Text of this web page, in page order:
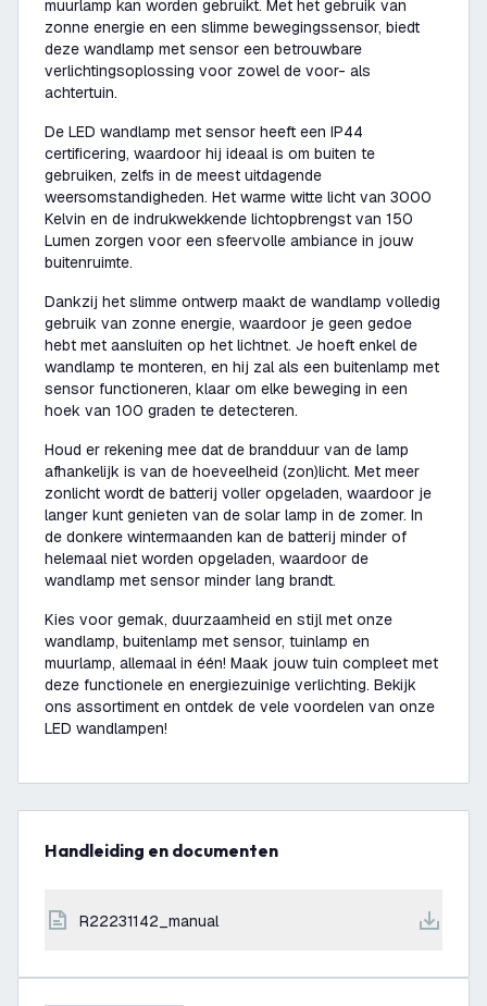
muurlamp kan worden gebruikt. Met het gebruik van
zonne energie en een slimme bewegingssensor, biedt
deze wandlamp met sensor een betrouwbare
verlichtingsoplossing voor zowel de voor- als
achtertuin.
De LED wandlamp met sensor heeft een IP44
certificering, waardoor hij ideaal is om buiten te
gebruiken, zelfs in de meest uitdagende
weersomstandigheden. Het warme witte licht van 3000
Kelvin en de indrukwekkende lichtopbrengst van 150
Lumen zorgen voor een sfeervolle ambiance in jouw
buitenruimte.
Dankzij het slimme ontwerp maakt de wandlamp volledig
gebruik van zonne energie, waardoor je geen gedoe
hebt met aansluiten op het lichtnet. Je hoeft enkel de
wandlamp te monteren, en hij zal als een buitenlamp met
sensor functioneren, klaar om elke beweging in een
hoek van 100 graden te detecteren.
Houd er rekening mee dat de brandduur van de lamp
afhankelijk is van de hoeveelheid (zon)licht. Met meer
zonlicht wordt de batterij voller opgeladen, waardoor je
langer kunt genieten van de solar lamp in de zomer. In
de donkere wintermaanden kan de batterij minder of
helemaal niet worden opgeladen, waardoor de
wandlamp met sensor minder lang brandt.
Kies voor gemak, duurzaamheid en stijl met onze
wandlamp, buitenlamp met sensor, tuinlamp en
muurlamp, allemaal in één! Maak jouw tuin compleet met
deze functionele en energiezuinige verlichting. Bekijk
ons assortiment en ontdek de vele voordelen van onze
LED wandlampen!
Handleiding en documenten
R22231142_manual